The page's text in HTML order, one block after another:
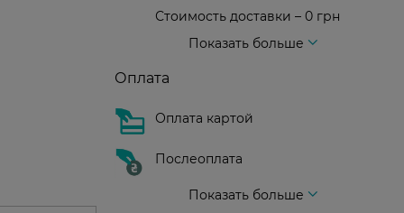
Стоимость доставки – 0 грн
Показать больше
Оплата
Оплата картой
Послеоплата
Показать больше